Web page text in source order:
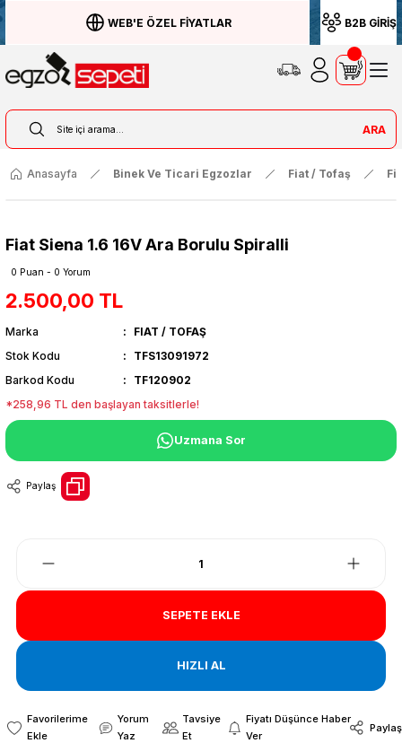
WEB'E ÖZEL FİYATLAR B2B GİRİŞ
ARA
Anasayfa Binek Ve Ticari Egzozlar Fiat / Tofaş
Fiat Siena 1.6 16V Ara Borulu Spiralli
0 Puan - 0 Yorum
2.500,00 TL
Marka
FIAT / TOFAŞ
Stok Kodu
TFS13091972
Barkod Kodu
TF120902
*258,96 TL den başlayan taksitlerle!
Uzmana Sor
Paylaş
SEPETE EKLE
HIZLI AL
Yorum
Yaz
Tavsiye
Et
Fiyatı Düşünce Haber
Ver
Paylaş